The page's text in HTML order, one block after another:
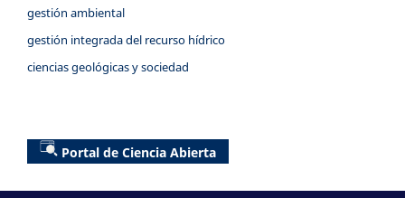
gestión ambiental
gestión integrada del recurso hídrico
ciencias geológicas y sociedad
Portal de Ciencia Abierta